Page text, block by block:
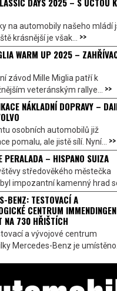
na automobily našeho mládí
krásnější je však... >>
WARM UP 2025 –
závod Mille Miglia patří k
veteránským rallye... >>
NÁKLADNÍ DOPRAVY –
osobních automobilů již
pomalu, ale jistě sílí. Nyní... >>
PERALADA – HISPANO SUIZA
středověkého městečka
impozantní kamenný hrad
BENZ: TESTOVACÍ A
CENTRUM
NA 730 HŘIŠTÍCH
a vývojové centrum
Mercedes-Benz je